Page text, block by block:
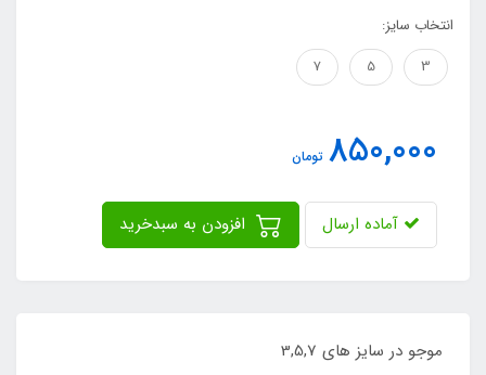
انتخاب سایز:
3
5
7
850,000 تومان
آماده ارسال
موجو در سایز های 3,5,7